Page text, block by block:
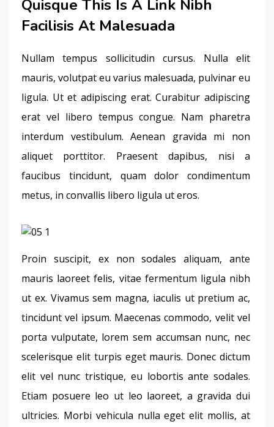
Quisque This Is A Link Nibh
Facilisis At Malesuada
Nullam tempus sollicitudin cursus. Nulla elit
mauris, volutpat eu varius malesuada, pulvinar eu
ligula. Ut et adipiscing erat. Curabitur adipiscing
erat vel libero tempus congue. Nam pharetra
interdum vestibulum. Aenean gravida mi non
aliquet porttitor. Praesent dapibus, nisi a
faucibus tincidunt, quam dolor condimentum
metus, in convallis libero ligula ut eros.
Proin suscipit, ex non sodales aliquam, ante
mauris laoreet felis, vitae fermentum ligula nibh
ut ex. Vivamus sem magna, iaculis ut pretium ac,
tincidunt vel ipsum. Maecenas commodo, velit vel
porta vulputate, lorem sem accumsan nunc, nec
scelerisque elit turpis eget mauris. Donec dictum
elit vel nunc tristique, eu lobortis ante sodales.
Etiam posuere leo ut leo laoreet, a gravida dui
ultricies. Morbi vehicula nulla eget elit mollis, at